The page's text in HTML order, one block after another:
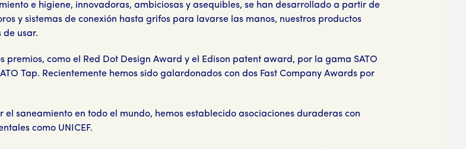
e higiene, innovadoras, ambiciosas y asequibles, se han desarrollado a partir de
y sistemas de conexión hasta grifos para lavarse las manos, nuestros productos
de usar.
como el Red Dot Design Award y el Edison patent award, por la gama SATO
Tap. Recientemente hemos sido galardonados con dos Fast Company Awards por
saneamiento en todo el mundo, hemos establecido asociaciones duraderas con
como UNICEF.